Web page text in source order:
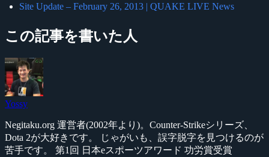
Site Update – February 26, 2013 | QUAKE LIVE News
この記事を書いた人
Yossy
Negitaku.org 運営者(2002年より)。Counter-Strikeシリーズ、
Dota 2が大好きです。 じゃがいも、誤字脱字を見つけるのが
苦手です。 第1回 日本eスポーツアワード 功労賞受賞